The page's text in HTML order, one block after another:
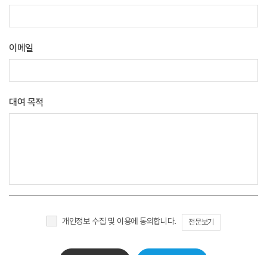
이메일
대여 목적
개인정보 수집 및 이용에 동의합니다. 전문보기